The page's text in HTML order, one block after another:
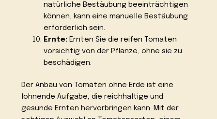
natürliche Bestäubung beeinträchtigen
können, kann eine manuelle Bestäubung
erforderlich sein.
Ernte:Ernten Sie die reifen Tomaten
vorsichtig von der Pflanze, ohne sie zu
beschädigen.
Der Anbau von Tomaten ohne Erde ist eine
lohnende Aufgabe, die reichhaltige und
gesunde Ernten hervorbringen kann. Mit der